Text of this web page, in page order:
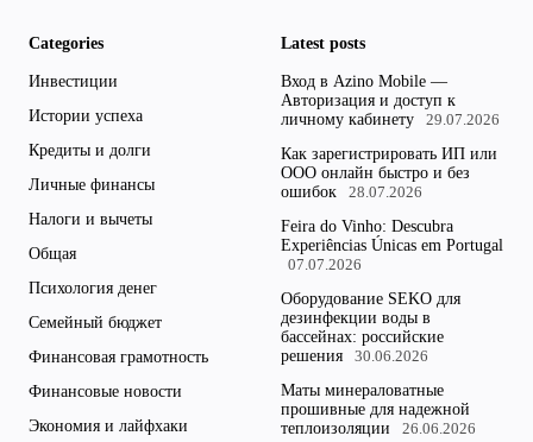
Categories
Инвестиции
Истории успеха
Кредиты и долги
Личные финансы
Налоги и вычеты
Общая
Психология денег
Семейный бюджет
Финансовая грамотность
Финансовые новости
Экономия и лайфхаки
Latest posts
Вход в Azino Mobile —
Авторизация и доступ к
личному кабинету
29.07.2026
Как зарегистрировать ИП или
ООО онлайн быстро и без
ошибок
28.07.2026
Feira do Vinho: Descubra
Experiências Únicas em Portugal
07.07.2026
Оборудование SEKO для
дезинфекции воды в
бассейнах: российские
решения
30.06.2026
Маты минераловатные
прошивные для надежной
теплоизоляции
26.06.2026